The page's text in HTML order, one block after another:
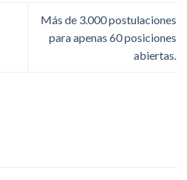
Más de 3.000 postulaciones
para apenas 60 posiciones
abiertas.